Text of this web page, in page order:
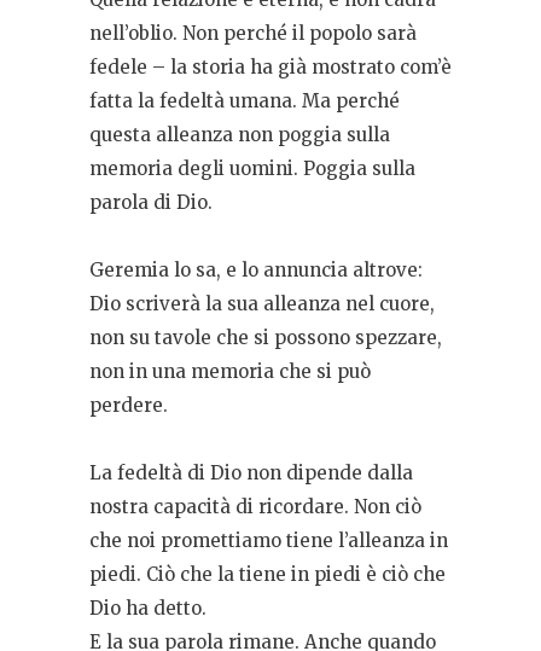
nell’oblio. Non perché il popolo sarà
fedele – la storia ha già mostrato com’è
fatta la fedeltà umana. Ma perché
questa alleanza non poggia sulla
memoria degli uomini. Poggia sulla
parola di Dio.
Geremia lo sa, e lo annuncia altrove:
Dio scriverà la sua alleanza nel cuore,
non su tavole che si possono spezzare,
non in una memoria che si può
perdere.
La fedeltà di Dio non dipende dalla
nostra capacità di ricordare. Non ciò
che noi promettiamo tiene l’alleanza in
piedi. Ciò che la tiene in piedi è ciò che
Dio ha detto.
E la sua parola rimane. Anche quando